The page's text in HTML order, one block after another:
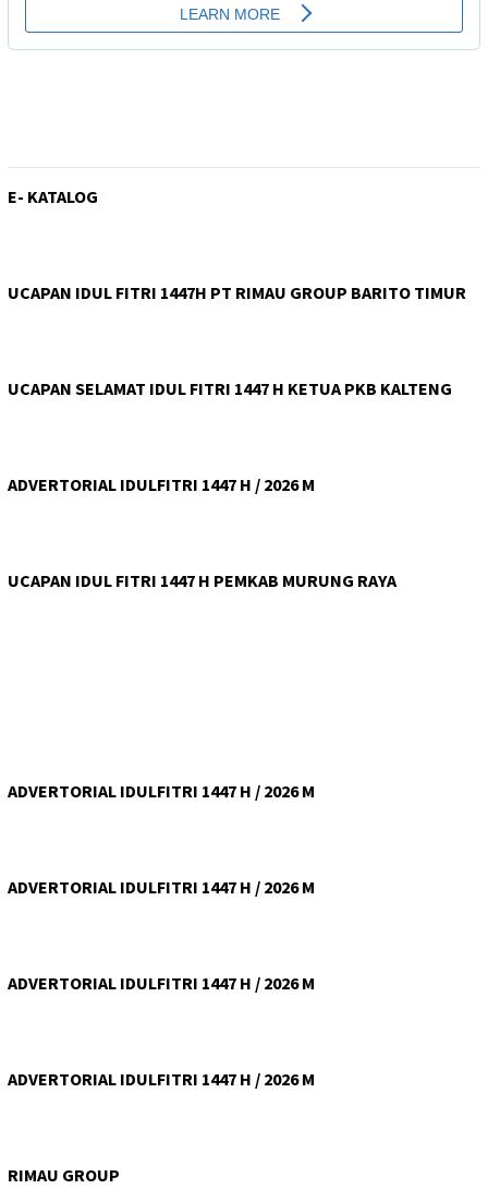
E- KATALOG
UCAPAN IDUL FITRI 1447H PT RIMAU GROUP BARITO TIMUR
UCAPAN SELAMAT IDUL FITRI 1447 H KETUA PKB KALTENG
ADVERTORIAL IDULFITRI 1447 H / 2026 M
UCAPAN IDUL FITRI 1447 H PEMKAB MURUNG RAYA
ADVERTORIAL IDULFITRI 1447 H / 2026 M
ADVERTORIAL IDULFITRI 1447 H / 2026 M
ADVERTORIAL IDULFITRI 1447 H / 2026 M
ADVERTORIAL IDULFITRI 1447 H / 2026 M
RIMAU GROUP